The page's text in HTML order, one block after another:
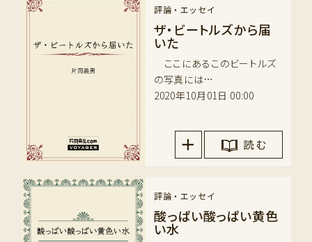
評論・エッセイ
ザ・ビートルズから届
いた
ここにあるこのビートルズ
の写真には…
2020年10月01日 00:00
読 む
評論・エッセイ
酸っぱい酸っぱい黄色
い水